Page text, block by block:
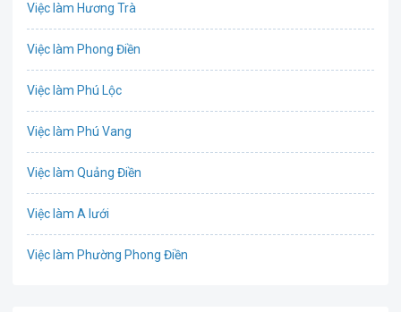
Việc làm Hương Trà
Việc làm Phong Điền
Việc làm Phú Lộc
Việc làm Phú Vang
Việc làm Quảng Điền
Việc làm A lưới
Việc làm Phường Phong Điền